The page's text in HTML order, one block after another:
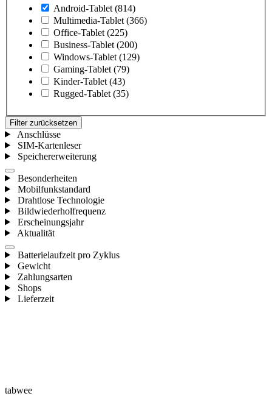
Android-Tablet (814)
Multimedia-Tablet (366)
Office-Tablet (225)
Business-Tablet (200)
Windows-Tablet (129)
Gaming-Tablet (79)
Kinder-Tablet (43)
Rugged-Tablet (35)
Filter zurücksetzen
Anschlüsse
SIM-Kartenleser
Speichererweiterung
Besonderheiten
Mobilfunkstandard
Drahtlose Technologie
Bildwiederholfrequenz
Erscheinungsjahr
Aktualität
Batterielaufzeit pro Zyklus
Gewicht
Zahlungsarten
Shops
Lieferzeit
tabwee